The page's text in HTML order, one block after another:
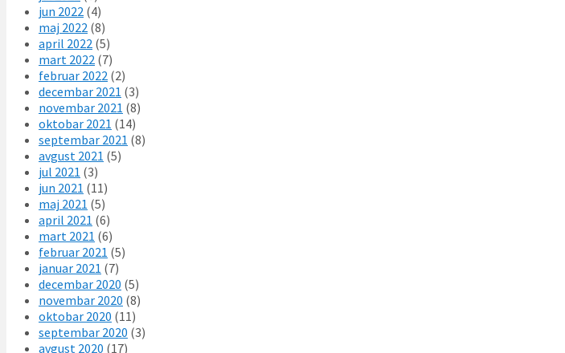
jun 2022 (4)
maj 2022 (8)
april 2022 (5)
mart 2022 (7)
februar 2022 (2)
decembar 2021 (3)
novembar 2021 (8)
oktobar 2021 (14)
septembar 2021 (8)
avgust 2021 (5)
jul 2021 (3)
jun 2021 (11)
maj 2021 (5)
april 2021 (6)
mart 2021 (6)
februar 2021 (5)
januar 2021 (7)
decembar 2020 (5)
novembar 2020 (8)
oktobar 2020 (11)
septembar 2020 (3)
avgust 2020 (17)